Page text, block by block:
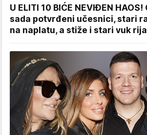
U ELITI 10 BIĆE NEVIĐEN
sada potvrđeni učesnici, stari
na naplatu, a stiže i stari vuk